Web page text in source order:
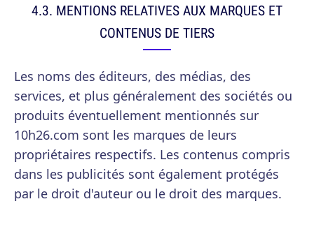
4.3. MENTIONS RELATIVES AUX MARQUES ET
CONTENUS DE TIERS
Les noms des éditeurs, des médias, des
services, et plus généralement des sociétés ou
produits éventuellement mentionnés sur
10h26.com sont les marques de leurs
propriétaires respectifs. Les contenus compris
dans les publicités sont également protégés
par le droit d'auteur ou le droit des marques.